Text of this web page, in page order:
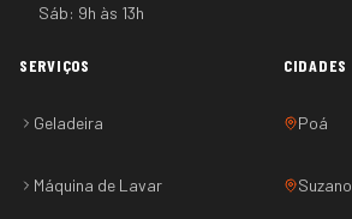
Sáb: 9h às 13h
SERVIÇOS
Geladeira
Máquina de Lavar
CIDADES
Poá
Suzano